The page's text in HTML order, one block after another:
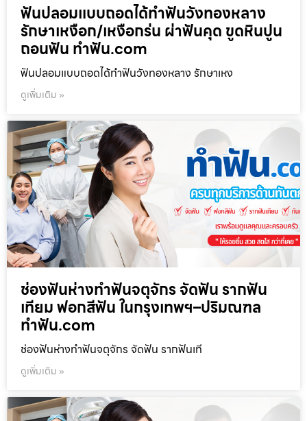
ฟันปลอมแบบถอดได้ทำฟันวังทองหลาง
รักษาเหงือก/เหงือกร่น ผ่าฟันคุด ขูดหินปูน
ถอนฟัน ทำฟัน.com
ฟันปลอมแบบถอดได้ทำฟันวังทองหลาง รักษาเหง
ดูเพิ่มเติม »
ช่องฟันห่างทำฟันจตุจักร จัดฟัน รากฟัน
เทียม ฟอกสีฟัน ในกรุงเทพฯ–ปริมณฑล
ทำฟัน.com
ช่องฟันห่างทำฟันจตุจักร จัดฟัน รากฟันเที
ดูเพิ่มเติม »